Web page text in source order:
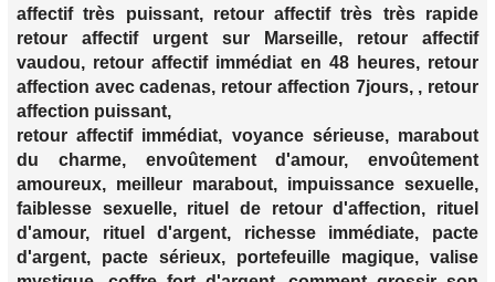
affectif très puissant, retour affectif très très rapide
retour affectif urgent sur Marseille, retour affectif
vaudou, retour affectif immédiat en 48 heures, retour
affection avec cadenas, retour affection 7jours, , retour
affection puissant,
retour affectif immédiat, voyance sérieuse, marabout
du charme, envoûtement d'amour, envoûtement
amoureux, meilleur marabout, impuissance sexuelle,
faiblesse sexuelle, rituel de retour d'affection, rituel
d'amour, rituel d'argent, richesse immédiate, pacte
d'argent, pacte sérieux, portefeuille magique, valise